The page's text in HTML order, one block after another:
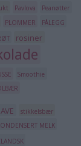
Pavlova
Peanøtter
PLOMMER PÅLEGG
rosiner
Smoothie
stikkelsbær
MELK